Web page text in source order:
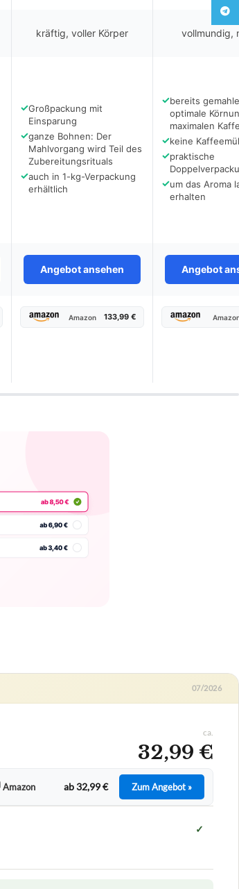
kräftig, voller Körper vollmundig,
✓Großpackung mit
Einsparung
✓ganze Bohnen: Der
Mahlvorgang wird Teil des
Zubereitungsrituals
✓auch in 1-kg-Verpackung
erhältlich
✓bereits
optimale
maximalen
✓keine
✓praktische
✓um das Aroma
erhalten
Angebot ansehen Angebot
Amazon 133,99 €
07/2026
ca.
32,99 €
Amazon ab 32,99 € Zum Angebot »
✓